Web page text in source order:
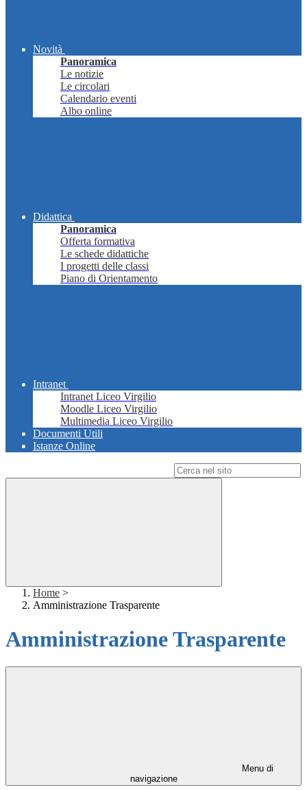
Novità
Panoramica
Le notizie
Le circolari
Calendario eventi
Albo online
Didattica
Panoramica
Offerta formativa
Le schede didattiche
I progetti delle classi
Piano di Orientamento
Intranet
Intranet Liceo Virgilio
Moodle Liceo Virgilio
Multimedia Liceo Virgilio
Documenti Utili
Istanze Online
Home >
Amministrazione Trasparente
Amministrazione Trasparente
Menu di
navigazione